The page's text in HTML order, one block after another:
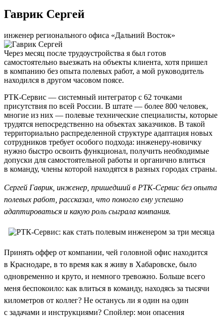
Гаврик Сергей
инженер регионального офиса «Дальний Восток»
Через месяц после трудоустройства я был готов
самостоятельно выезжать на объекты клиента, хотя пришел
в компанию без опыта полевых работ, а мой руководитель
находился в другом часовом поясе.
РТК-Сервис — системный интегратор с 62 точками
присутствия по всей России. В штате — более 800 человек,
многие из них — полевые технические специалисты, которые
трудятся непосредственно на объектах заказчиков. В такой
территориально распределенной структуре адаптация новых
сотрудников требует особого подхода: инженеру-новичку
нужно быстро освоить функционал, получить необходимые
допуски для самостоятельной работы и органично влиться
в команду, члены которой находятся в разных городах страны.
Сергей Гаврик, инженер, пришедший в РТК-Сервис без опыта
полевых работ, рассказал, что помогло ему успешно
адаптироваться и какую роль сыграла компания.
Принять оффер от компании, чей головной офис находится
в Краснодаре, в то время как я живу в Хабаровске, было
одновременно и круто, и немного тревожно. Больше всего
меня беспокоило: как влиться в команду, находясь за тысячи
километров от коллег? Не останусь ли я один на один
с задачами и инструкциями? Спойлер: мои опасения